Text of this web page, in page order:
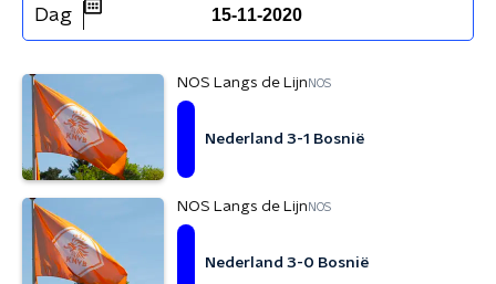
Dag 15-11-2020
NOS Langs de Lijn NOS
Nederland 3-1 Bosnië
NOS Langs de Lijn NOS
Nederland 3-0 Bosnië